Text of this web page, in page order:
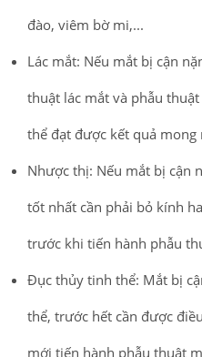
đào, viêm bờ mi,...
Lác mắt: Nếu mắt bị cận
thuật lác mắt và phẫu
thể đạt được kết quả mong
Nhược thị: Nếu mắt bị cận
tốt nhất cần phải bỏ kính
trước khi tiến hành phẫu
Đục thủy tinh thể: Mắt bị
thể, trước hết cần được
mới tiến hành phẫu thuật